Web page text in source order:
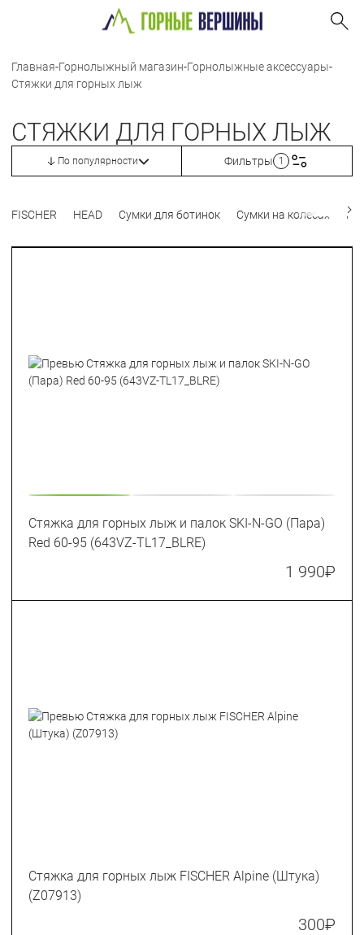
Главная-Горнолыжный магазин-Горнолыжные аксессуары-
Стяжки для горных лыж
СТЯЖКИ ДЛЯ ГОРНЫХ ЛЫЖ
По популярности Фильтры 1
FISCHER HEAD Сумки для ботинок Сумки на колесах
Стяжка для горных лыж и палок SKI-N-GO (Пара)
Red 60-95 (643VZ-TL17_BLRE)
1 990₽
Стяжка для горных лыж FISCHER Alpine (Штука)
(Z07913)
300₽